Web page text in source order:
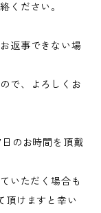
ください。
返事できない場
で、よろしくお
のお時間を頂戴
いただく場合も
頂けますと幸い